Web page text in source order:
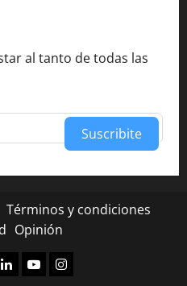
al tanto de todas las
Suscribite
Términos y condiciones
Opinión
LinkedinYoutubeInstagram